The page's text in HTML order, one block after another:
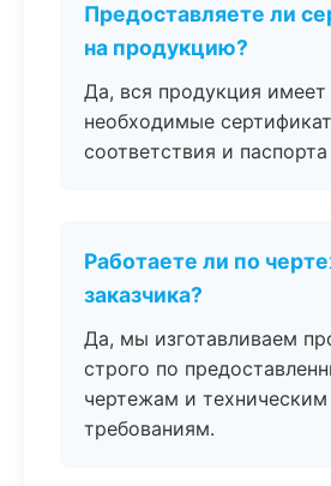
Предоставляете ли
на продукцию?
Да, вся продукция имеет
необходимые
соответствия и паспорта
Работаете ли по
заказчика?
Да, мы изготавливаем
строго по
чертежам и техническим
требованиям.